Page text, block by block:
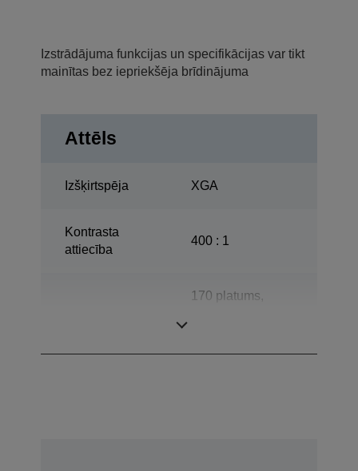
Izstrādājuma funkcijas un specifikācijas var tikt
mainītas bez iepriekšēja brīdinājuma
Attēls
Izšķirtspēja XGA
Kontrasta
attiecība
400 : 1
170 platums,